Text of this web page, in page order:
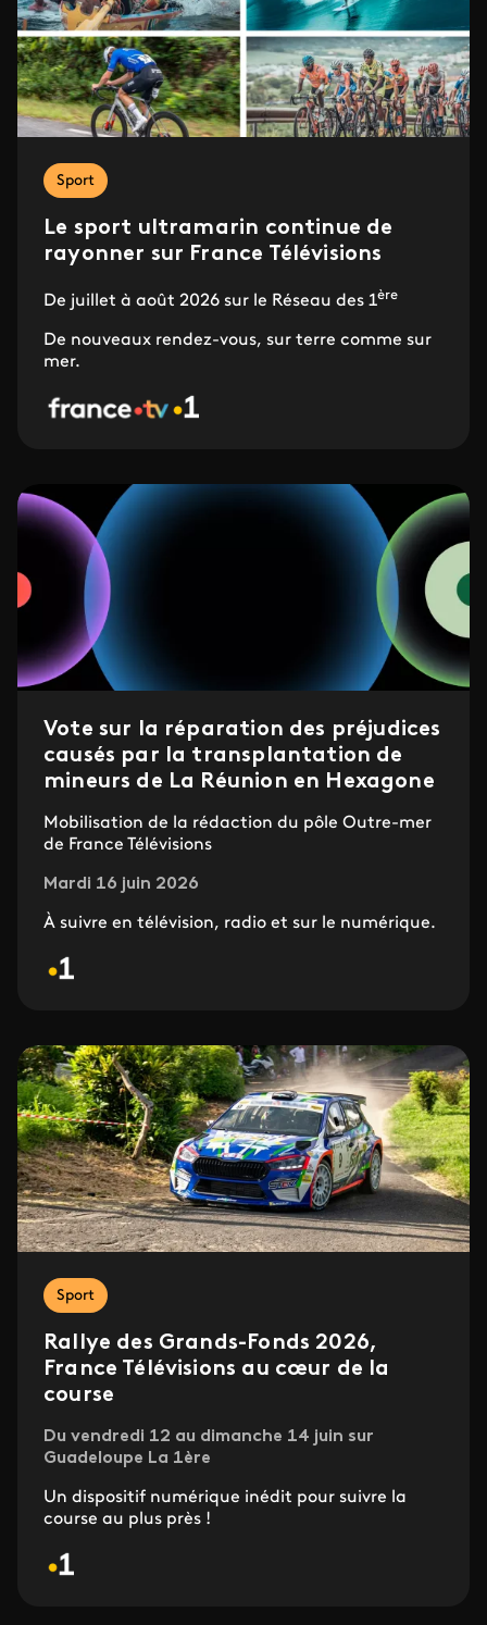
Sport
Le sport ultramarin continue de
rayonner sur France Télévisions
De juillet à août 2026 sur le Réseau des 1ère
De nouveaux rendez-vous, sur terre comme sur
mer.
Vote sur la réparation des préjudices
causés par la transplantation de
mineurs de La Réunion en Hexagone
Mobilisation de la rédaction du pôle Outre-mer
de France Télévisions
Mardi 16 juin 2026
À suivre en télévision, radio et sur le numérique.
Sport
Rallye des Grands-Fonds 2026,
France Télévisions au cœur de la
course
Du vendredi 12 au dimanche 14 juin sur
Guadeloupe La 1ère
Un dispositif numérique inédit pour suivre la
course au plus près !